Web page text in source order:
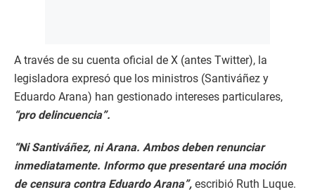
A través de su cuenta oficial de X (antes Twitter), la
legisladora expresó que los ministros (Santiváñez y
Eduardo Arana) han gestionado intereses particulares,
“pro delincuencia”.
“Ni Santiváñez, ni Arana. Ambos deben renunciar
inmediatamente. Informo que presentaré una moción
de censura contra Eduardo Arana”, escribió Ruth Luque.